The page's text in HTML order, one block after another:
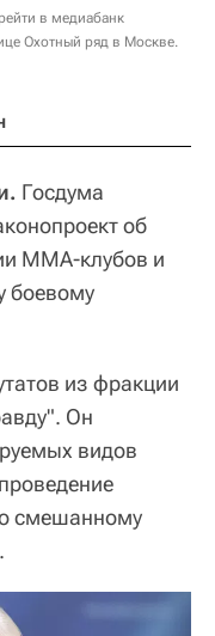
в медиабанк
Охотный ряд в Москве.
Госдума
об
ММА-клубов и
боевому
из фракции
Он
видов
смешанному